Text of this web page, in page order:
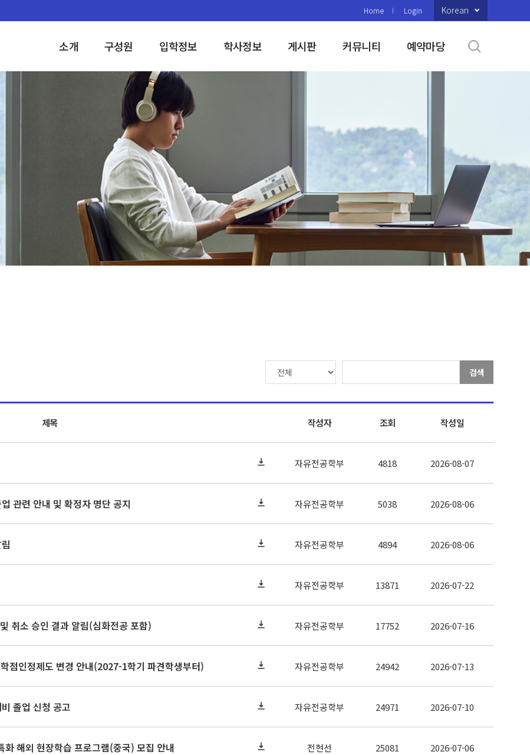
Home Login Korean
소개 구성원 입학정보 학사정보 게시판 커뮤니티 예약마당
검색
제목 작성자 조회 작성일
자유전공학부 4818 2026-08-07
관련 안내 및 확정자 명단 공지 자유전공학부 5038 2026-08-06
자유전공학부 4894 2026-08-06
자유전공학부 13871 2026-07-22
취소 승인 결과 알림(심화전공 포함) 자유전공학부 17752 2026-07-16
점인정제도 변경 안내(2027-1학기 파견학생부터) 자유전공학부 24942 2026-07-13
졸업 신청 공고 자유전공학부 24971 2026-07-10
해외 현장학습 프로그램(중국) 모집 안내 전현선 25081 2026-07-06